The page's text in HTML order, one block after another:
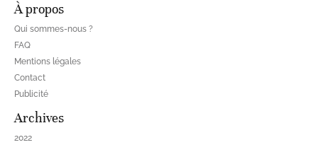
À propos
Qui sommes-nous ?
FAQ
Mentions légales
Contact
Publicité
Archives
2022